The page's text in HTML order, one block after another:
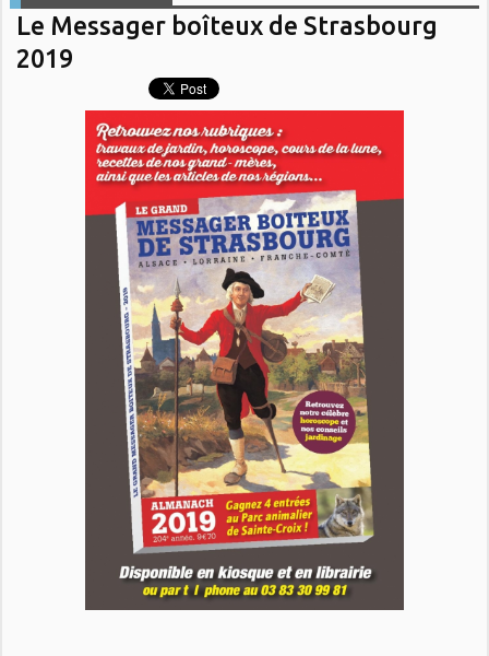
Le Messager boîteux de Strasbourg
2019